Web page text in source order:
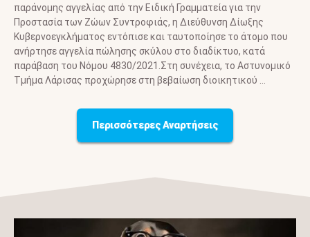
παράνομης αγγελίας από την Ειδική Γραμματεία για την
Προστασία των Ζώων Συντροφιάς, η Διεύθυνση Δίωξης
Κυβερνοεγκλήματος εντόπισε και ταυτοποίησε το άτομο που
ανήρτησε αγγελία πώλησης σκύλου στο διαδίκτυο, κατά
παράβαση του Νόμου 4830/2021.Στη συνέχεια, το Αστυνομικό
Τμήμα Λάρισας προχώρησε στη βεβαίωση διοικητικού …
Περισσότερες Αναρτήσεις